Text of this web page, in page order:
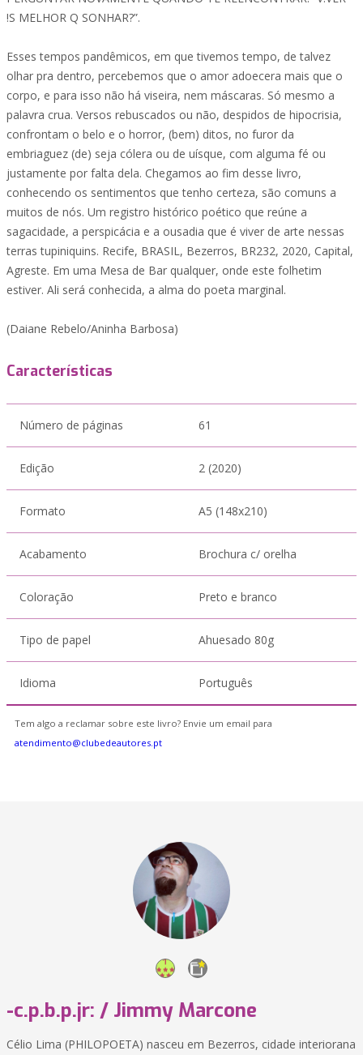
!S MELHOR Q SONHAR?”.
Esses tempos pandêmicos, em que tivemos tempo, de talvez
olhar pra dentro, percebemos que o amor adoecera mais que o
corpo, e para isso não há viseira, nem máscaras. Só mesmo a
palavra crua. Versos rebuscados ou não, despidos de hipocrisia,
confrontam o belo e o horror, (bem) ditos, no furor da
embriaguez (de) seja cólera ou de uísque, com alguma fé ou
justamente por falta dela. Chegamos ao fim desse livro,
conhecendo os sentimentos que tenho certeza, são comuns a
muitos de nós. Um registro histórico poético que reúne a
sagacidade, a perspicácia e a ousadia que é viver de arte nessas
terras tupiniquins. Recife, BRASIL, Bezerros, BR232, 2020, Capital,
Agreste. Em uma Mesa de Bar qualquer, onde este folhetim
estiver. Ali será conhecida, a alma do poeta marginal.
(Daiane Rebelo/Aninha Barbosa)
Características
Número de páginas 61
Edição 2 (2020)
Formato A5 (148x210)
Acabamento Brochura c/ orelha
Coloração Preto e branco
Tipo de papel Ahuesado 80g
Idioma Português
Tem algo a reclamar sobre este livro? Envie um email para
atendimento@clubedeautores.pt
-c.p.b.p.jr: / Jimmy Marcone
Célio Lima (PHILOPOETA) nasceu em Bezerros, cidade interiorana